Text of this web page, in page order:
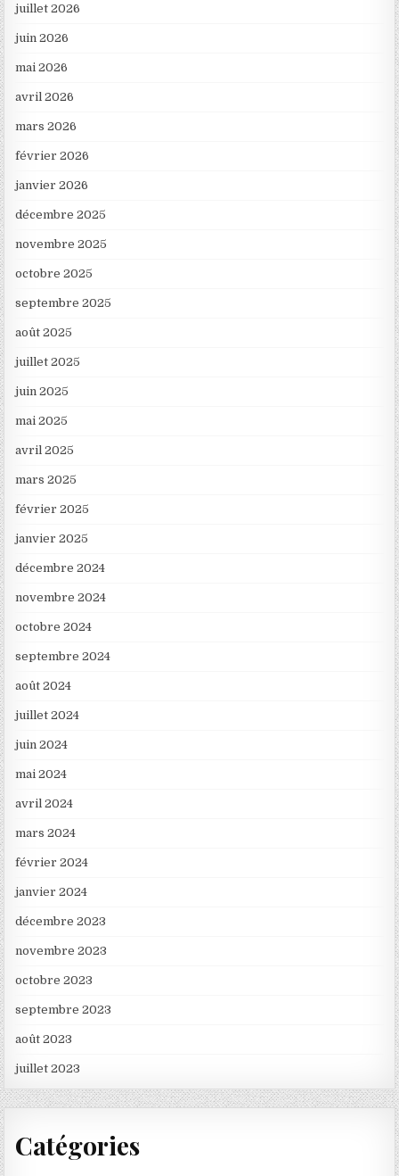
juillet 2026
juin 2026
mai 2026
avril 2026
mars 2026
février 2026
janvier 2026
décembre 2025
novembre 2025
octobre 2025
septembre 2025
août 2025
juillet 2025
juin 2025
mai 2025
avril 2025
mars 2025
février 2025
janvier 2025
décembre 2024
novembre 2024
octobre 2024
septembre 2024
août 2024
juillet 2024
juin 2024
mai 2024
avril 2024
mars 2024
février 2024
janvier 2024
décembre 2023
novembre 2023
octobre 2023
septembre 2023
août 2023
juillet 2023
Catégories